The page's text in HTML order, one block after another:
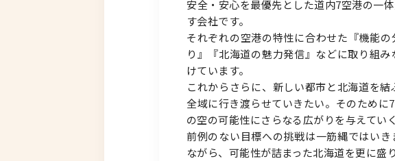
北海道以外
安全・安心を最優先とした道内7空港の一
す会社です。
それぞれの空港の特性に合わせた『機能
り』『北海道の魅力発信』などに取り組
けています。
これからさらに、新しい都市と北海道を
全域に行き渡らせていきたい。そのため
の空の可能性にさらなる広がりを与えてい
前例のない目標への挑戦は一筋縄ではい
ながら、可能性が詰まった北海道を更に盛